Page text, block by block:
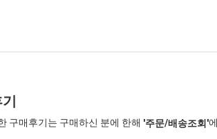
구매후기는 구매하신 분에 한해 '주문/배송조회'